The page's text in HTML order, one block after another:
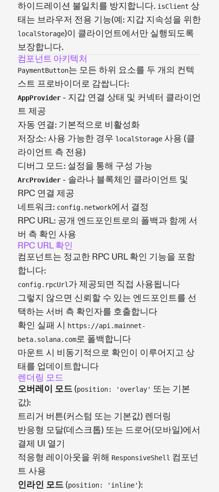
하이드레이션 불일치를 방지합니다. isClient 상
태는 브라우저 전용 기능(예: 지갑 지속성을 위한
localStorage)이 클라이언트에서만 실행되도록
보장합니다.
컴포넌트 아키텍처
PaymentButton는 모든 하위 요소를 두 개의 컨텍
스트 프로바이더로 감쌉니다:
AppProvider - 지갑 연결 상태 및 커넥터 클라이언
트 제공
자동 연결: 기본적으로 비활성화
저장소: 사용 가능한 경우 localStorage 사용 (클
라이언트 측 전용)
디버그 모드: 설정을 통해 구성 가능
ArcProvider - 솔라나 블록체인 클라이언트 및
RPC 연결 제공
네트워크: config.network에서 결정
RPC URL: 공개 엔드포인트로의 폴백과 함께 서
버 측 확인 사용
RPC URL 확인
컴포넌트는 정교한 RPC URL 확인 기능을 포함
합니다:
config.rpcUrl가 제공되면 직접 사용됩니다
그렇지 않으면 신뢰할 수 있는 엔드포인트를 선
택하는 서버 측 확인자를 호출합니다
확인 실패 시 https://api.mainnet-
beta.solana.com로 폴백합니다
마운트 시 비동기적으로 확인이 이루어지고 상
태를 업데이트합니다
렌더링 모드
오버레이 모드(position: 'overlay' 또는 기본
값):
트리거 버튼(커스텀 또는 기본값) 렌더링
반응형 모달(데스크톱) 또는 드로어(모바일)에서
결제 UI 열기
적응형 레이아웃을 위해 ResponsiveShell 컴포넌
트 사용
인라인 모드(position: 'inline'):